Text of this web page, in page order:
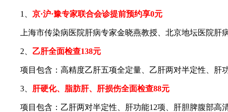
1、 京·沪·豫专家联合会诊提前预约享0元
上海市传染病医院肝病专家金晓燕教授、北京地坛医院肝
2、 乙肝全面检查138元
项目包含：高精度乙肝五项全定量、乙肝两对半定性、肝功
3、 肝硬化、脂肪肝、肝损伤全面检查88元
项目包含：乙肝两对半定性、肝功能12项、肝胆脾腹部高